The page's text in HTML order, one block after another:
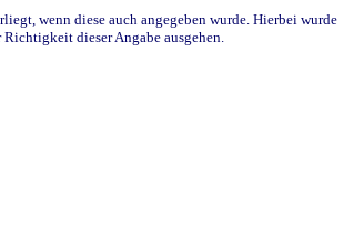
wenn diese auch angegeben wurde. Hierbei wurde
dieser Angabe ausgehen.